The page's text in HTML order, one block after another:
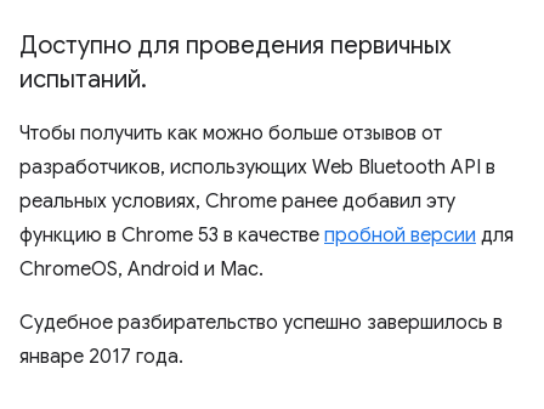
Доступно для проведения первичных
испытаний.
Чтобы получить как можно больше отзывов от
разработчиков, использующих Web Bluetooth API в
реальных условиях, Chrome ранее добавил эту
функцию в Chrome 53 в качестве пробной версии для
ChromeOS, Android и Mac.
Судебное разбирательство успешно завершилось в
январе 2017 года.